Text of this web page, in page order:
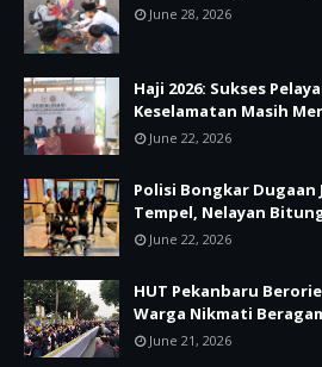
June 28, 2026
Haji 2026: Sukses
Keselamatan Masih
June 22, 2026
Polisi Bongkar Dugaan
Tempel, Nelayan
June 22, 2026
HUT Pekanbaru
Warga Nikmati
June 21, 2026